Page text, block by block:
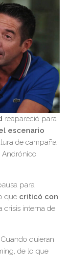
reapareció para
escenario
de campaña
Andrónico
para
que criticó con
crisis interna de
quieran
de lo que